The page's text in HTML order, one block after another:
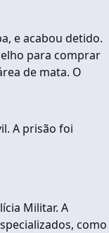
e acabou detido.
para comprar
de mata. O
A prisão foi
Militar. A
como